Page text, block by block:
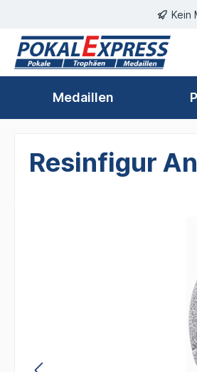
Zur Hauptnavigation Kein
Medaillen
Resinfigur